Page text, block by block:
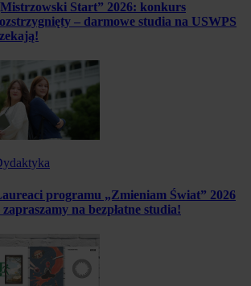
Start” 2026: konkurs
– darmowe studia na USWPS
programu „Zmieniam Świat” 2026
zapraszamy na bezpłatne studia!